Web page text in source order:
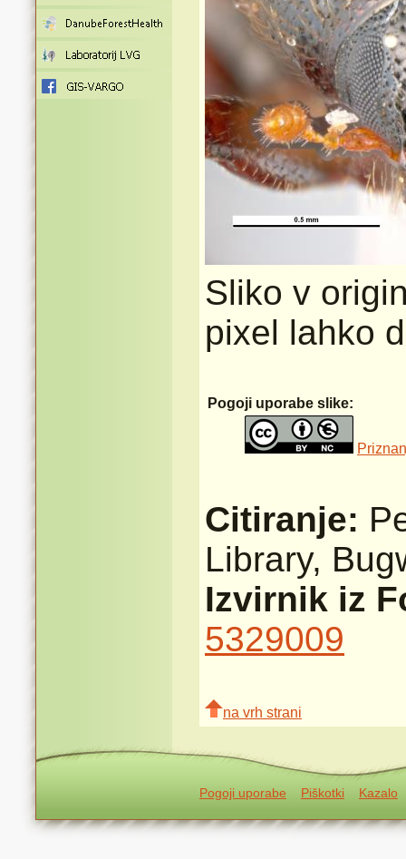
Sliko v
pixel lahko
Pogoji uporabe slike:
Citiranje:
Library,
Izvirnik iz
5329009
na vrh strani
Pogoji uporabe Piškotki Kazalo